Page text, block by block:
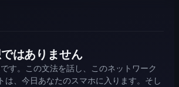
はありません
す。この文法を話し、このネットワーク
は、今日あなたのスマホに入ります。そし